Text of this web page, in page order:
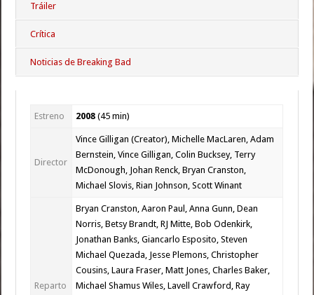
Tráiler
Crítica
Noticias de Breaking Bad
Estreno 2008 (45min)
Director
Vince Gilligan (Creator), Michelle MacLaren, Adam
Bernstein, Vince Gilligan, Colin Bucksey, Terry
McDonough, Johan Renck, Bryan Cranston,
Michael Slovis, Rian Johnson, Scott Winant
Reparto
Bryan Cranston, Aaron Paul, Anna Gunn, Dean
Norris, Betsy Brandt, RJ Mitte, Bob Odenkirk,
Jonathan Banks, Giancarlo Esposito, Steven
Michael Quezada, Jesse Plemons, Christopher
Cousins, Laura Fraser, Matt Jones, Charles Baker,
Michael Shamus Wiles, Lavell Crawford, Ray